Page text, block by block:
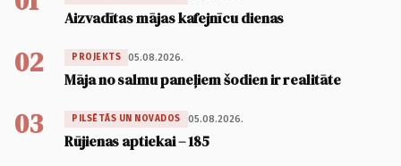
Aizvadītas mājas kafejnīcu dienas
02 PROJEKTS 05.08.2026.
Māja no salmu paneļiem šodien ir realitāte
03 PILSĒTĀS UN NOVADOS 05.08.2026.
Rūjienas aptiekai – 185